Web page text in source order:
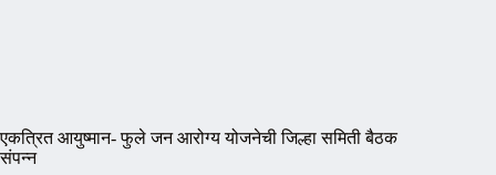
एकत्रित आयुष्मान- फुले जन आरोग्य योजनेची जिल्हा समिती बैठक
संपन्न